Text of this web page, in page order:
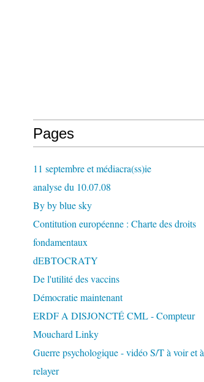
Pages
11 septembre et médiacra(ss)ie
analyse du 10.07.08
By by blue sky
Contitution européenne : Charte des droits
fondamentaux
dEBTOCRATY
De l'utilité des vaccins
Démocratie maintenant
ERDF A DISJONCTÉ CML - Compteur
Mouchard Linky
Guerre psychologique - vidéo S/T à voir et à
relayer